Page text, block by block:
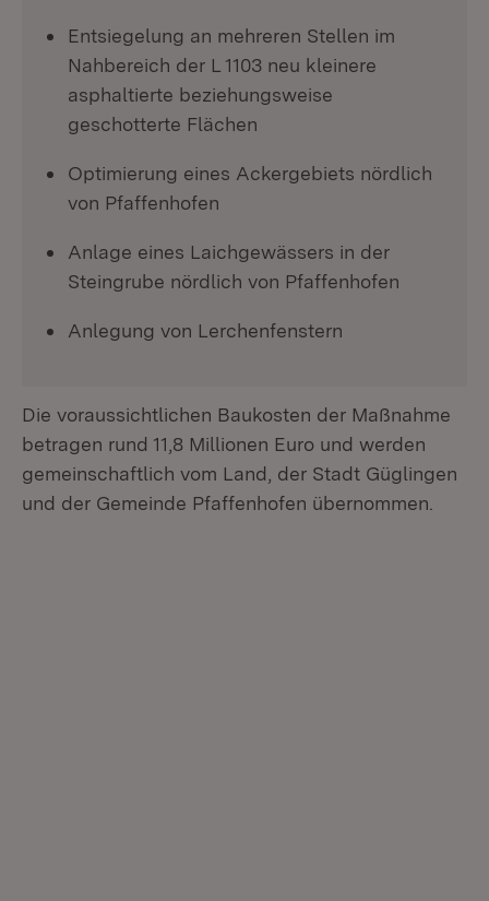
Entsiegelung an mehreren Stellen im
Nahbereich der L 1103 neu kleinere
asphaltierte beziehungsweise
geschotterte Flächen
Optimierung eines Ackergebiets nördlich
von Pfaffenhofen
Anlage eines Laichgewässers in der
Steingrube nördlich von Pfaffenhofen
Anlegung von Lerchenfenstern
Die voraussichtlichen Baukosten der Maßnahme
betragen rund 11,8 Millionen Euro und werden
gemeinschaftlich vom Land, der Stadt Güglingen
und der Gemeinde Pfaffenhofen übernommen.